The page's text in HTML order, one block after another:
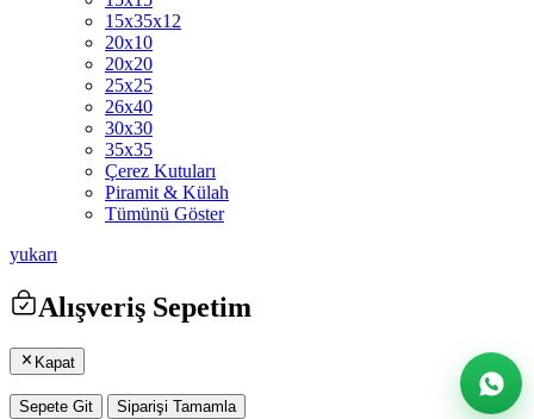
15x35x12
20x10
20x20
25x25
26x40
30x30
35x35
Çerez Kutuları
Piramit & Külah
Tümünü Göster
yukarı
Alışveriş Sepetim
Kapat
Sepete Git Siparişi Tamamla